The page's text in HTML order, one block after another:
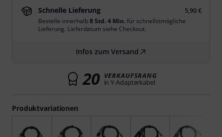
Produktvariationen
Schnelle Lieferung
5,90 €
Bestelle innerhalb8 Std. 4 Min.für schnellstmögliche
Lieferung. Lieferdatum siehe Checkout.
Infos zum Versand
20 VERKAUFSRANG
in Y-Adapterkabel